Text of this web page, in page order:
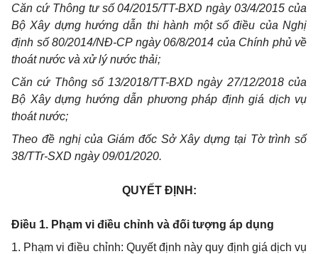
Căn cứ Thông tư số 04/2015/TT-BXDngày 03/4/2015 của
Bộ Xây dựng hướng dẫn thi hành một số điều của Nghị
định số 80/2014/NĐ-CP ngày 06/8/2014 của Chính phủ về
thoát nước và xử lý nước thải;
Căn cứ Thông số 13/2018/TT-BXD ngày 27/12/2018 của
Bộ Xây dựng hướng dẫn phương pháp định giá dịch vụ
thoát nước;
Theo đề nghị của Giám đốc Sở Xây dựng tại Tờ trình số
38/TTr-SXD ngày 09/01/2020.
QUYẾT ĐỊNH:
Điều 1. Phạm vi điều chỉnh và đối tượng áp dụng
1. Phạm vi điều chỉnh: Quyết định này quy định giá dịch vụ